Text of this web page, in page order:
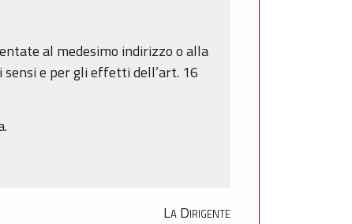
al medesimo indirizzo o alla
e per gli effetti dell’art. 16
La Dirigente